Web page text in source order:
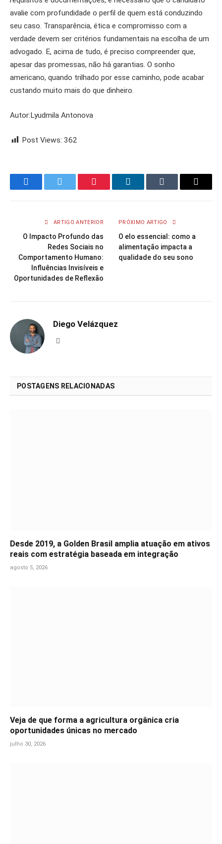
avalie com profundidade o perfil de quem está conduzindo
seu caso. Transparência, ética e compromisso com a
verdade devem ser critérios fundamentais na escolha de um
advogado. E, acima de tudo, é preciso compreender que,
apesar das promessas, não há garantias. O sonho
americano, quando trilhado por esse caminho, pode acabar
custando muito mais do que dinheiro.
Autor:Lyudmila Antonova
Post Views: 362
FacebookTwitter Pinterest LinkedInTumblr Email
ARTIGO ANTERIOR
O Impacto Profundo das
Redes Sociais no
Comportamento Humano:
Influências Invisíveis e
Oportunidades de Reflexão
PRÓXIMO ARTIGO
O elo essencial: como a
alimentação impacta a
qualidade do seu sono
Diego Velázquez
POSTAGENS RELACIONADAS
Desde 2019, a Golden Brasil amplia atuação em ativos
reais com estratégia baseada em integração
agosto 5, 2026
Veja de que forma a agricultura orgânica cria
oportunidades únicas no mercado
julho 30, 2026